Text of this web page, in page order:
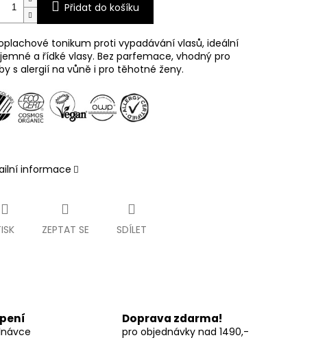
Přidat do košíku
tonikum proti vypadávání vlasů, ideální
a řídké vlasy. Bez parfemace, vhodný pro
s alergií na vůně i pro těhotné ženy.
informace
ZEPTAT SE SDÍLET
Doprava zdarma!
pro objednávky nad 1490,-